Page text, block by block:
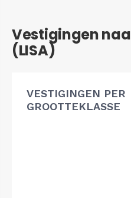
Vestigingen
(LISA)
VESTIGINGEN PER
GROOTTEKLASSE